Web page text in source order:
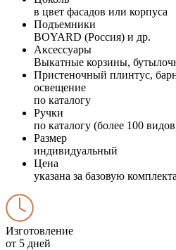
в цвет фасадов или корпуса
Подъемники
BOYARD (Россия) и др.
Аксессуары
Выкатные корзины,
Пристеночный плинтус,
освещение
по каталогу
Ручки
по каталогу (более 100
Размер
индивидуальный
Цена
указана за базовую
Изготовление
от 5 дней